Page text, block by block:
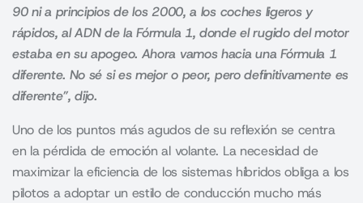
90 ni a principios de los 2000, a los coches ligeros y
rápidos, al ADN de la Fórmula 1, donde el rugido del motor
estaba en su apogeo. Ahora vamos hacia una Fórmula 1
diferente. No sé si es mejor o peor, pero definitivamente es
diferente”, dijo.
Uno de los puntos más agudos de su reflexión se centra
en la pérdida de emoción al volante. La necesidad de
maximizar la eficiencia de los sistemas híbridos obliga a los
pilotos a adoptar un estilo de conducción mucho más